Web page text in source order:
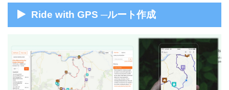
Ride with GPS ─ルート作成